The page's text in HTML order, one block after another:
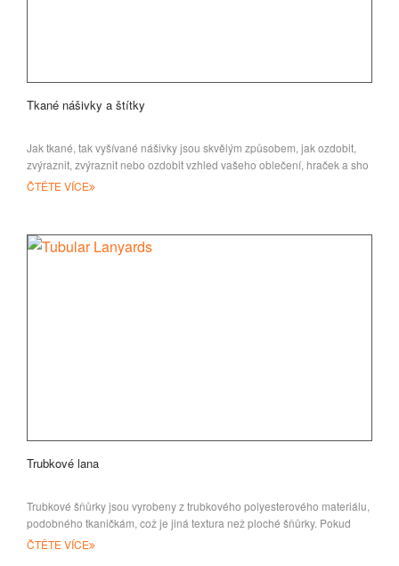
Tkané nášivky a štítky
Jak tkané, tak vyšívané nášivky jsou skvělým způsobem, jak ozdobit,
zvýraznit, zvýraznit nebo ozdobit vzhled vašeho oblečení, hraček a sho
ČTĚTE VÍCE
Trubkové lana
Trubkové šňůrky jsou vyrobeny z trubkového polyesterového materiálu,
podobného tkaničkám, což je jiná textura než ploché šňůrky. Pokud
ČTĚTE VÍCE